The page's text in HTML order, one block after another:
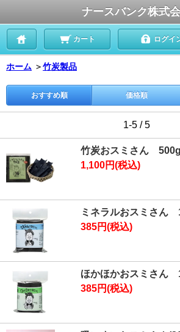
ナースバンク株式
カート ログイ
ホーム ＞竹炭製品
おすすめ順 価格順
1-5 / 5
竹炭おスミさん 500g
1,100円(税込)
ミネラルおスミさん
385円(税込)
ほかほかおスミさん
385円(税込)